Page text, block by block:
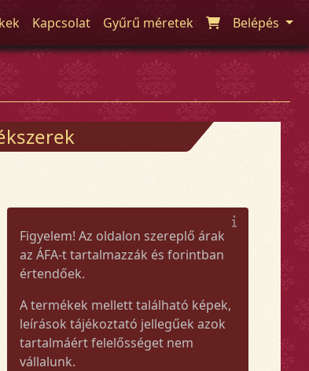
Kapcsolat Gyűrű méretek Belépés
Figyelem! Az oldalon szereplő árak
az ÁFA-t tartalmazzák és forintban
értendőek.
A termékek mellett található képek,
leírások tájékoztató jellegűek azok
tartalmáért felelősséget nem
vállalunk.